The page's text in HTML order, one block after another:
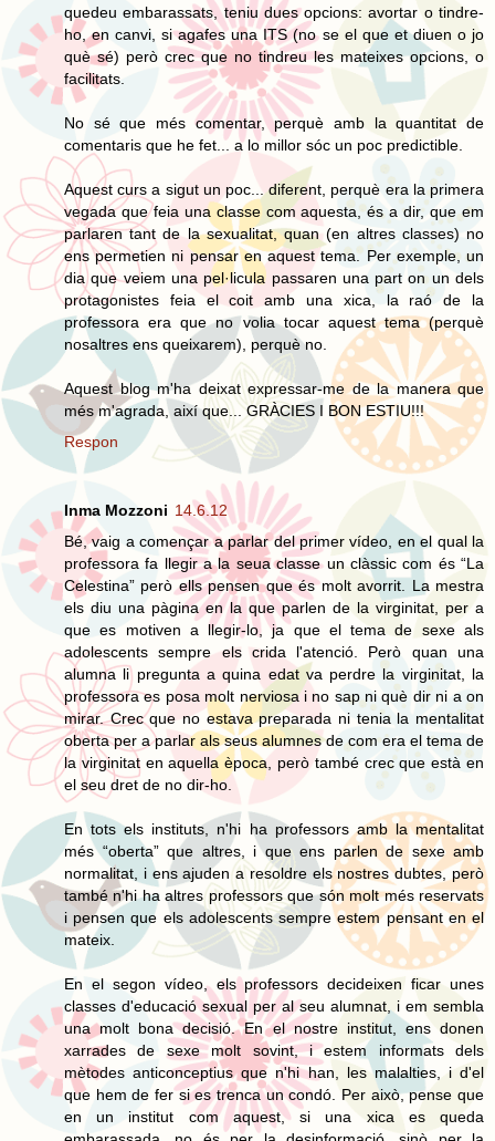
quedeu embarassats, teniu dues opcions: avortar o tindre-
ho, en canvi, si agafes una ITS (no se el que et diuen o jo
què sé) però crec que no tindreu les mateixes opcions, o
facilitats.
No sé que més comentar, perquè amb la quantitat de
comentaris que he fet... a lo millor sóc un poc predictible.
Aquest curs a sigut un poc... diferent, perquè era la primera
vegada que feia una classe com aquesta, és a dir, que em
parlaren tant de la sexualitat, quan (en altres classes) no
ens permetien ni pensar en aquest tema. Per exemple, un
dia que veiem una pel·licula passaren una part on un dels
protagonistes feia el coit amb una xica, la raó de la
professora era que no volia tocar aquest tema (perquè
nosaltres ens queixarem), perquè no.
Aquest blog m'ha deixat expressar-me de la manera que
més m'agrada, així que... GRÀCIES I BON ESTIU!!!
Respon
Inma Mozzoni 14.6.12
Bé, vaig a començar a parlar del primer vídeo, en el qual la
professora fa llegir a la seua classe un clàssic com és “La
Celestina” però ells pensen que és molt avorrit. La mestra
els diu una pàgina en la que parlen de la virginitat, per a
que es motiven a llegir-lo, ja que el tema de sexe als
adolescents sempre els crida l'atenció. Però quan una
alumna li pregunta a quina edat va perdre la virginitat, la
professora es posa molt nerviosa i no sap ni què dir ni a on
mirar. Crec que no estava preparada ni tenia la mentalitat
oberta per a parlar als seus alumnes de com era el tema de
la virginitat en aquella època, però també crec que està en
el seu dret de no dir-ho.
En tots els instituts, n'hi ha professors amb la mentalitat
més “oberta” que altres, i que ens parlen de sexe amb
normalitat, i ens ajuden a resoldre els nostres dubtes, però
també n'hi ha altres professors que són molt més reservats
i pensen que els adolescents sempre estem pensant en el
mateix.
En el segon vídeo, els professors decideixen ficar unes
classes d'educació sexual per al seu alumnat, i em sembla
una molt bona decisió. En el nostre institut, ens donen
xarrades de sexe molt sovint, i estem informats dels
mètodes anticonceptius que n'hi han, les malalties, i d'el
que hem de fer si es trenca un condó. Per això, pense que
en un institut com aquest, si una xica es queda